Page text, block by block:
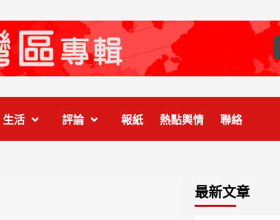
生活 評論 報紙 熱點輿情 聯絡
最新文章